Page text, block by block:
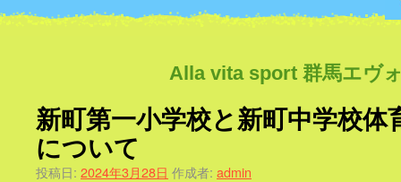
Alla vita sport 群馬エヴ
新町第一小学校と新町中学校体
について
投稿日: 2024年3月28日 作成者: admin